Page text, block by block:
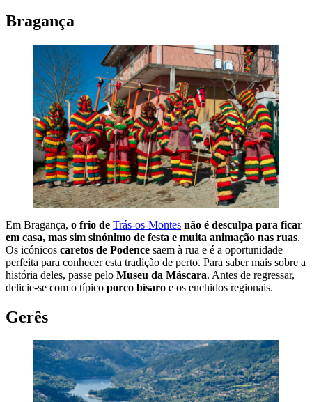
Bragança
Em Bragança, o frio de Trás-os-Montes não é desculpa para ficar
em casa, mas sim sinónimo de festa e muita animação nas ruas.
Os icónicos caretos de Podence saem à rua e é a oportunidade
perfeita para conhecer esta tradição de perto. Para saber mais sobre a
história deles, passe pelo Museu da Máscara. Antes de regressar,
delicie-se com o típico porco bísaro e os enchidos regionais.
Gerês